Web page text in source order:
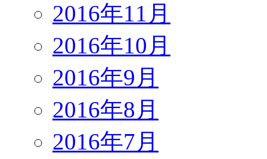
2016年11月
2016年10月
2016年9月
2016年8月
2016年7月